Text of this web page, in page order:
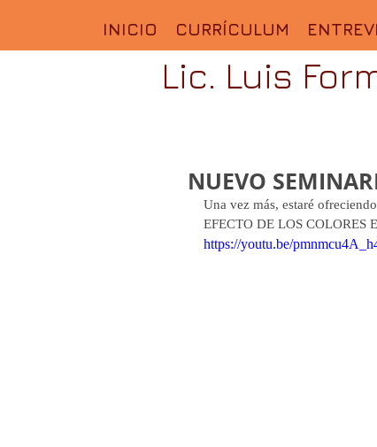
INICIO CURRÍCULUM
Lic. Luis
NUEVO
Una vez más, estaré
EFECTO DE LOS COLORES
https://youtu.be/